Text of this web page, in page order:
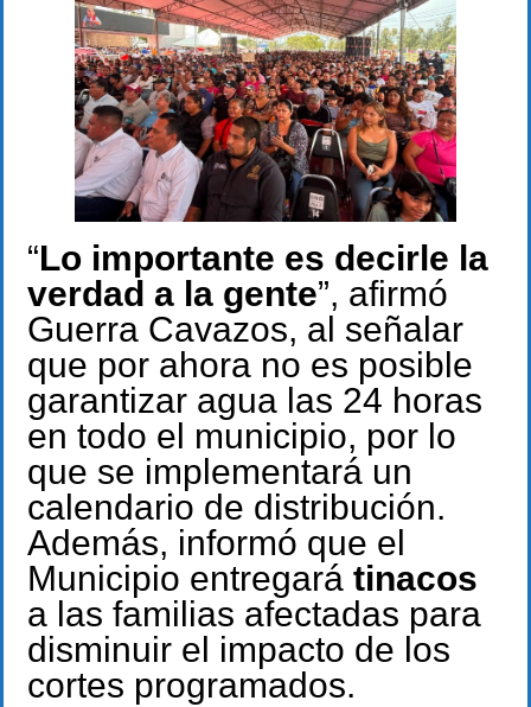
“Lo importante es decirle la
verdad a la gente”, afirmó
Guerra Cavazos, al señalar
que por ahora no es posible
garantizar agua las 24 horas
en todo el municipio, por lo
que se implementará un
calendario de distribución.
Además, informó que el
Municipio entregará tinacos
a las familias afectadas para
disminuir el impacto de los
cortes programados.